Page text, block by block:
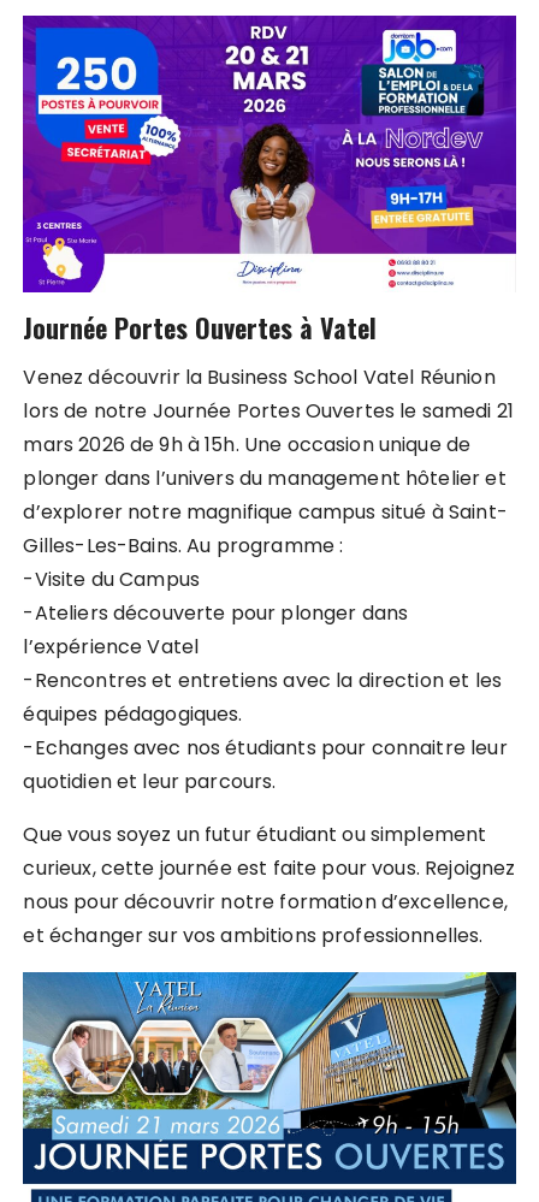
Journée Portes Ouvertes à Vatel
Venez découvrir la Business School Vatel Réunion
lors de notre Journée Portes Ouvertes le samedi 21
mars 2026 de 9h à 15h. Une occasion unique de
plonger dans l’univers du management hôtelier et
d’explorer notre magnifique campus situé à Saint-
Gilles-Les-Bains. Au programme :
-Visite du Campus
-Ateliers découverte pour plonger dans
l’expérience Vatel
-Rencontres et entretiens avec la direction et les
équipes pédagogiques.
-Echanges avec nos étudiants pour connaitre leur
quotidien et leur parcours.
Que vous soyez un futur étudiant ou simplement
curieux, cette journée est faite pour vous. Rejoignez
nous pour découvrir notre formation d’excellence,
et échanger sur vos ambitions professionnelles.